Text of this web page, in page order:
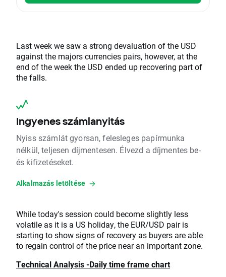
Last week we saw a strong devaluation of the USD
against the majors currencies pairs, however, at the
end of the week the USD ended up recovering part of
the falls.
Ingyenes számlanyitás
Nyiss számlát gyorsan, felesleges papírmunka
nélkül, teljesen díjmentesen. Élvezd a díjmentes be-
és kifizetéseket.
Alkalmazás letöltése
While today's session could become slightly less
volatile as it is a US holiday, the EUR/USD pair is
starting to show signs of recovery as buyers are able
to regain control of the price near an important zone.
Technical Analysis -Daily time frame chart